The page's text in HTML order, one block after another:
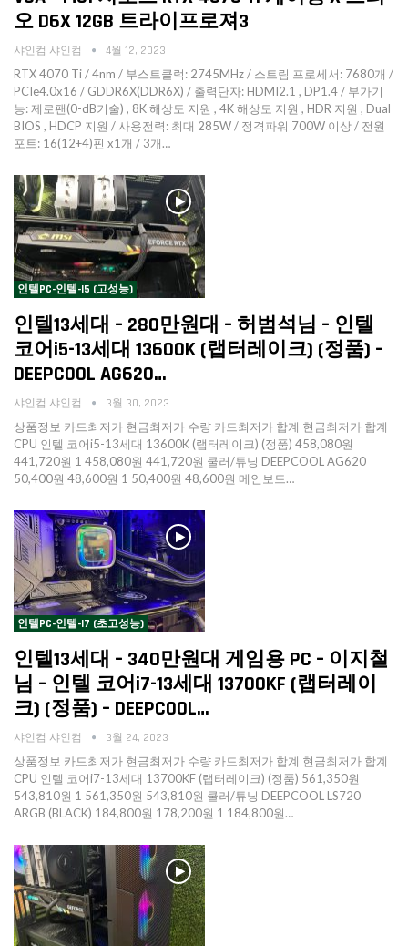
오 D6X 12GB 트라이프로져3
샤인컴 샤인컴 4월 12, 2023
RTX 4070 Ti / 4nm / 부스트클럭: 2745MHz / 스트림 프로세서: 7680개 /
PCIe4.0x16 / GDDR6X(DDR6X) / 출력단자: HDMI2.1 , DP1.4 / 부가기
능: 제로팬(0-dB기술) , 8K 해상도 지원 , 4K 해상도 지원 , HDR 지원 , Dual
BIOS , HDCP 지원 / 사용전력: 최대 285W / 정격파워 700W 이상 / 전원
포트: 16(12+4)핀 x1개 / 3개…
인텔PC-인텔-I5 (고성능)
인텔13세대 – 280만원대 – 허범석님 – 인텔
코어i5-13세대 13600K (랩터레이크) (정품) –
DEEPCOOL AG620…
샤인컴 샤인컴 3월 30, 2023
상품정보 카드최저가 현금최저가 수량 카드최저가 합계 현금최저가 합계
CPU 인텔 코어i5-13세대 13600K (랩터레이크) (정품) 458,080원
441,720원 1 458,080원 441,720원 쿨러/튜닝 DEEPCOOL AG620
50,400원 48,600원 1 50,400원 48,600원 메인보드…
인텔PC-인텔-I7 (초고성능)
인텔13세대 – 340만원대 게임용 PC – 이지철
님 – 인텔 코어i7-13세대 13700KF (랩터레이
크) (정품) – DEEPCOOL…
샤인컴 샤인컴 3월 24, 2023
상품정보 카드최저가 현금최저가 수량 카드최저가 합계 현금최저가 합계
CPU 인텔 코어i7-13세대 13700KF (랩터레이크) (정품) 561,350원
543,810원 1 561,350원 543,810원 쿨러/튜닝 DEEPCOOL LS720
ARGB (BLACK) 184,800원 178,200원 1 184,800원…